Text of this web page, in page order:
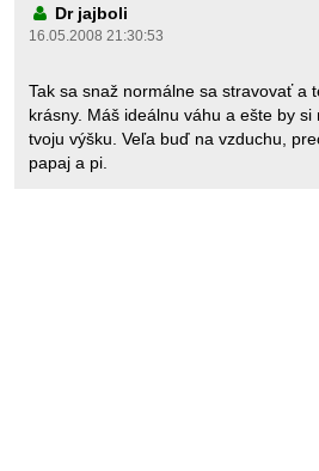
Dr jajboli
16.05.2008 21:30:53
Tak sa snaž normálne sa stravovať a
krásny. Máš ideálnu váhu a ešte by
tvoju výšku. Veľa buď na vzduchu,
papaj a pi.